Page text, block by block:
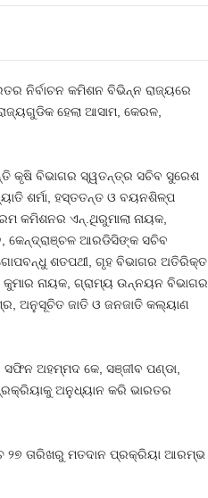
ନିର୍ବାଚନ କମିଶନ ବିଭିନ୍ନ ରାଜ୍ୟରେ
ହେଲା ଆସାମ, କେରଳ,
କୃଷି ବିଭାଗର ସ୍ୱତନ୍ତ୍ର ସଚିବ ସୁରେଶ
ଶର୍ମା, ହସ୍ତତନ୍ତ ଓ ବୟନଶିଳ୍ପ
କମିଶନର ଏନ୍‍.ଥିରୁମାଲା ନାୟକ,
କେନ୍ଦ୍ରାଞ୍ଚଳ ଆରଡିସିଙ୍କ ସଚିବ
ଶତପଥୀ, ଗୃହ ବିଭାଗର ଅତିରିକ୍ତ
ନାୟକ, ଗ୍ରାମ୍ୟ ଉନ୍ନୟନ ବିଭାଗର
ଅନୁସୂଚିତ ଜାତି ଓ ଜନଜାତି କଲ୍ୟାଣ
ସଫିନ ଅହମ୍ମଦ କେ, ସଞ୍ଜୀବ ପଣ୍ଡା,
ପ୍ରକ୍ରିୟାକୁ ଅନୁଧ୍ୟାନ କରି ଭାରତର
୨୭ ତାରିଖରୁ ମତଦାନ ପ୍ରକ୍ରିୟା ଆରମ୍ଭ